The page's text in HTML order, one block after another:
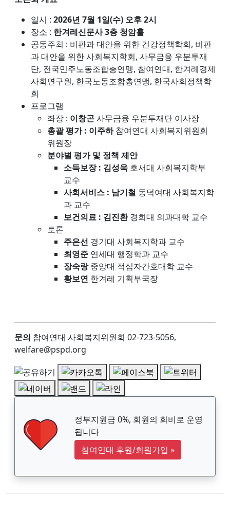
일시 : 2026년 7월 1일(수) 오후 2시
장소 : 한겨레신문사 3층 청암홀
공동주최 : 비판과 대안을 위한 건강정책학회, 비판
과 대안을 위한 사회복지학회, 사무금융 우분투재
단, 전국민주노동조합총연맹, 참여연대, 한겨레경제
사회연구원, 한국노동조합총연맹, 한국사회정책학
회
프로그램
좌장 : 이창곤사무금융 우분투재단 이사장
총괄 평가 : 이주하참여연대 사회복지위원회
위원장
분야별 평가 및 정책 제안
소득보장 : 김성욱 호서대 사회복지학부
교수
사회서비스 : 남기철 동덕여대 사회복지학
과 교수
보건의료 : 김진환경희대 의과대학 교수
토론
주은선 경기대 사회복지학과 교수
최영준 연세대 행정학과 교수
장숙랑중앙대 적십자간호대학 교수
황보연 한겨레 기획부국장
문의 참여연대 사회복지위원회 02-723-5056,
welfare@pspd.org
정부지원금 0%, 회원의 회비로 운영
됩니다
참여연대 후원/회원가입 »